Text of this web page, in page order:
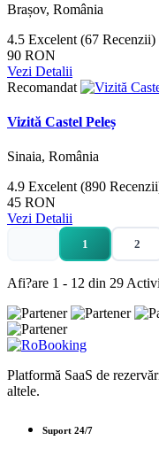
Brașov, România
4.5 Excelent (67 Recenzii)
90 RON
Vezi Detalii
Recomandat
Vizită Castel Peleș
Sinaia, România
4.9 Excelent (890
45 RON
Vezi Detalii
1 2
Afi?are 1 - 12 din 29
Platformă SaaS de
altele.
Suport 24/7